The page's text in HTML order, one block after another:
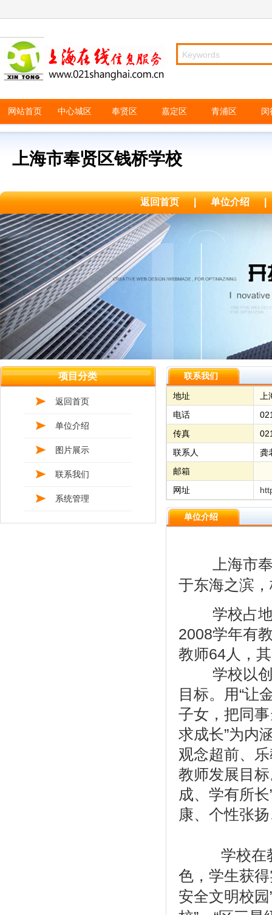
网站首页 中心城区 奉贤区 嘉定区 青浦区 闵
上海市奉贤区钱桥学校
返回首页 | 单位介绍 |
项目分类
返回首页
单位介绍
图片展示
联系我们
系统管理
联系我们
地址
电话
传真
联系人
龚
邮箱
网址
单位介绍
上海市奉
于东海之滨
学校占地
2008学年有
教师64人，
学校以创办
目标。用“让
子女，把同
求成长”为内
观念超前、
教师发展目
成、学有所
康、个性张
学校在教
色，学生获
安全文明校园